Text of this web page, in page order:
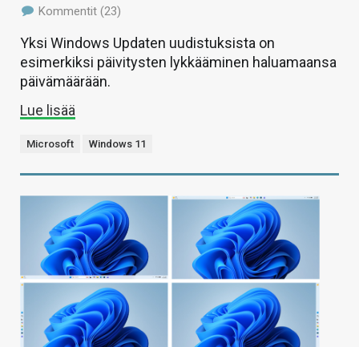
Kommentit (23)
Yksi Windows Updaten uudistuksista on
esimerkiksi päivitysten lykkääminen haluamaansa
päivämäärään.
Lue lisää
Microsoft Windows 11